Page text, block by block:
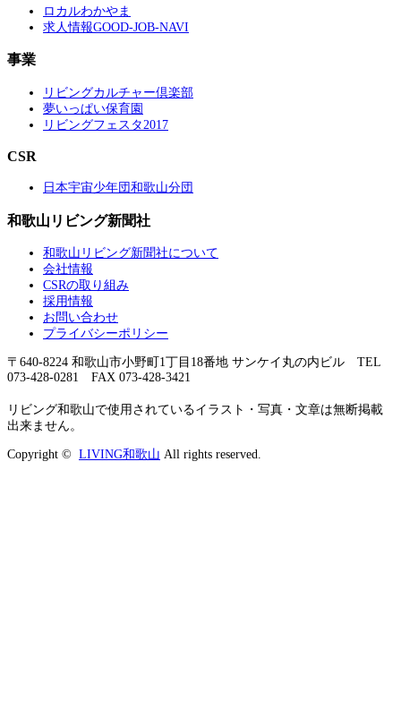
ロカルわかやま
求人情報GOOD-JOB-NAVI
事業
リビングカルチャー倶楽部
夢いっぱい保育園
リビングフェスタ2017
CSR
日本宇宙少年団和歌山分団
和歌山リビング新聞社
和歌山リビング新聞社について
会社情報
CSRの取り組み
採用情報
お問い合わせ
プライバシーポリシー
〒640-8224 和歌山市小野町1丁目18番地 サンケイ丸の内ビル TEL
073-428-0281 FAX 073-428-3421
リビング和歌山で使用されているイラスト・写真・文章は無断掲載
出来ません。
Copyright © LIVING和歌山 All rights reserved.